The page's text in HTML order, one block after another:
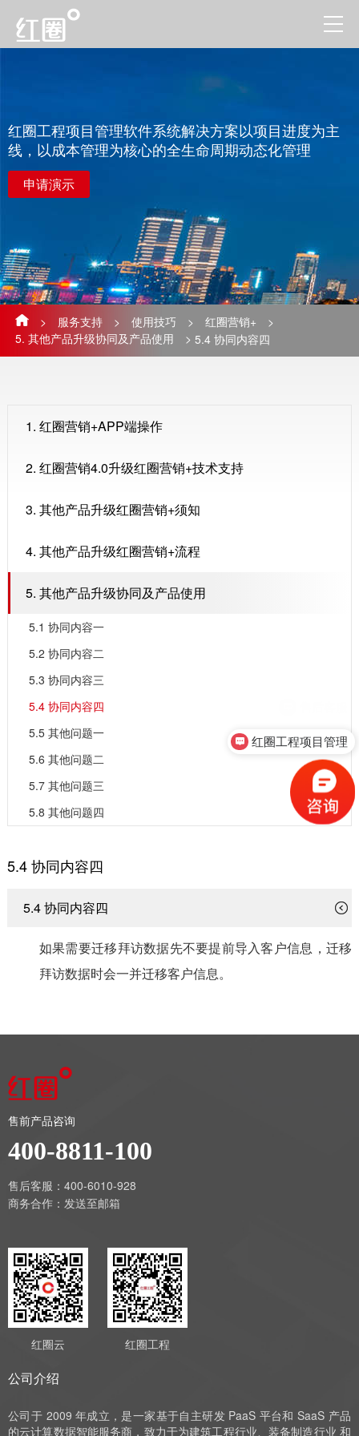
红圈工程项目管理软件系统解决方案以项目进度为主
线，以成本管理为核心的全生命周期动态化管理
申请演示
> 服务支持 > 使用技巧 > 红圈营销+
>
5. 其他产品升级协同及产品使用
> 5.4 协同内容四
1. 红圈营销+APP端操作
2. 红圈营销4.0升级红圈营销+技术支持
3. 其他产品升级红圈营销+须知
4. 其他产品升级红圈营销+流程
5. 其他产品升级协同及产品使用
5.1 协同内容一
5.2 协同内容二
5.3 协同内容三
5.4 协同内容四
5.5 其他问题一
5.6 其他问题二
5.7 其他问题三
5.8 其他问题四
5.4 协同内容四
5.4 协同内容四
如果需要迁移拜访数据先不要提前导入客户信息，迁移
拜访数据时会一并迁移客户信息。
售前产品咨询
400-8811-100
售后客服：400-6010-928
商务合作： 发送至邮箱
红圈云 红圈工程
公司介绍
公司于 2009 年成立，是一家基于自主研发 PaaS 平台和 SaaS 产品
的云计算数据智能服务商，致力于为建筑工程行业、装备制造行业 和
红圈工程项目管理